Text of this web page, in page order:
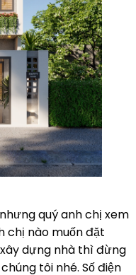
quý anh chị xem
chị nào muốn đặt
dựng nhà thì đừng
tôi nhé. Số điện